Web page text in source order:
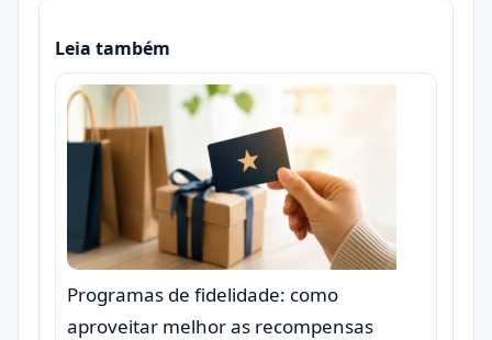
Leia também
Programas de fidelidade: como
aproveitar melhor as recompensas